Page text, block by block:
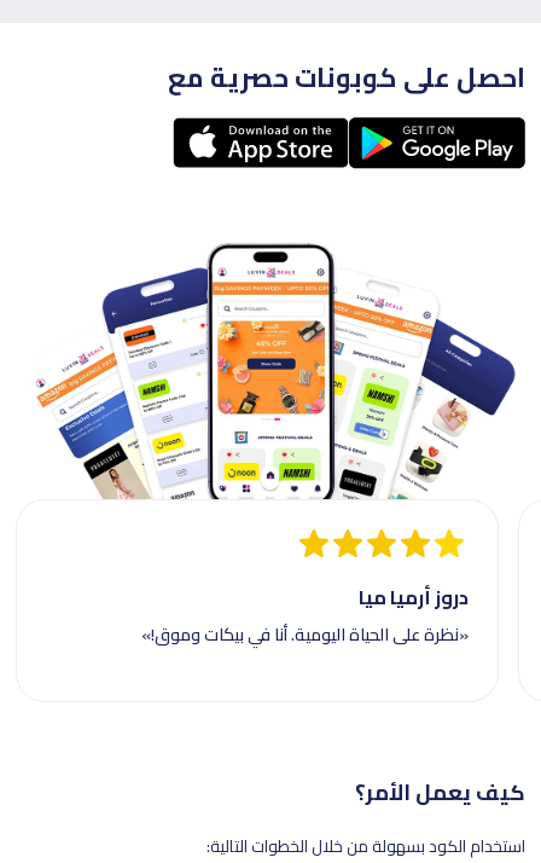
احصل على كوبونات حصرية مع
دروز أرميا ميا
«نظرة على الحياة اليومية. أنا في بيكات وموق!»
كيف يعمل الأمر؟
استخدام الكود بسهولة من خلال الخطوات التالية: